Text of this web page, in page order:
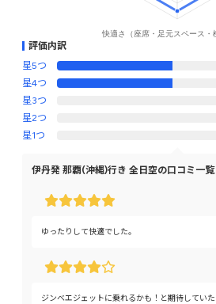
評価内訳
星5つ
星4つ
星3つ
星2つ
星1つ
伊丹発 那覇(沖縄)行き 全日空の口コミ一覧
ゆったりして快適でした。
ジンベエジェットに乗れるかも！と期待してい